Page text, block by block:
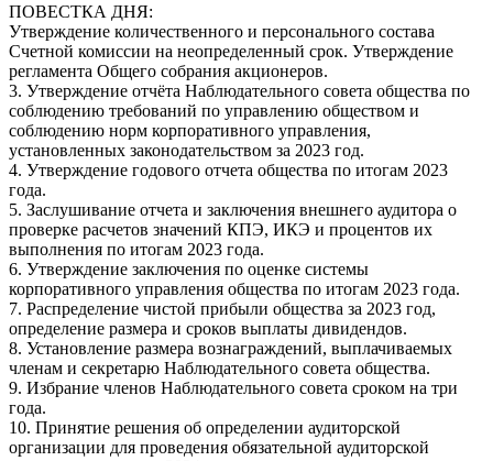
ПОВЕСТКА ДНЯ:
Утверждение количественного и персонального состава
Счетной комиссии на неопределенный срок. Утверждение
регламента Общего собрания акционеров.
3. Утверждение отчёта Наблюдательного совета общества по
соблюдению требований по управлению обществом и
соблюдению норм корпоративного управления,
установленных законодательством за 2023 год.
4. Утверждение годового отчета общества по итогам 2023
года.
5. Заслушивание отчета и заключения внешнего аудитора о
проверке расчетов значений КПЭ, ИКЭ и процентов их
выполнения по итогам 2023 года.
6. Утверждение заключения по оценке системы
корпоративного управления общества по итогам 2023 года.
7. Распределение чистой прибыли общества за 2023 год,
определение размера и сроков выплаты дивидендов.
8. Установление размера вознаграждений, выплачиваемых
членам и секретарю Наблюдательного совета общества.
9. Избрание членов Наблюдательного совета сроком на три
года.
10. Принятие решения об определении аудиторской
организации для проведения обязательной аудиторской